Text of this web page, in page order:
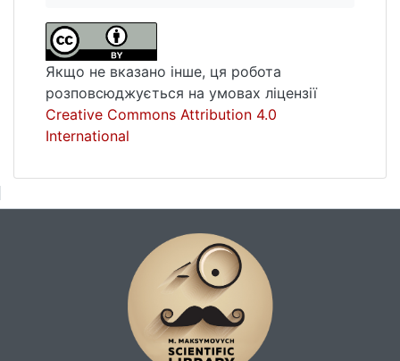
Якщо не вказано інше, ця робота
розповсюджується на умовах ліцензії
Creative Commons Attribution 4.0
International